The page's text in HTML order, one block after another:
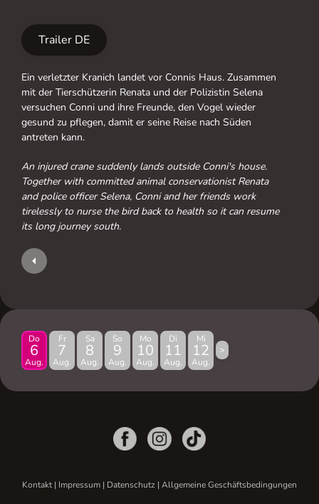
Trailer DE
Ein verletzter Kranich landet vor Connis Haus. Zusammen
mit der Tierschützerin Renata und der Polizistin Selena
versuchen Conni und ihre Freunde, den Vogel wieder
gesund zu pflegen, damit er seine Reise nach Süden
antreten kann.
An injured crane suddenly lands outside Conni's house.
Together with committed animal conservationist Renata
and police officer Selena, Conni and her friends work
tirelessly to nurse the bird back to health so it can resume
its long journey south.
Do
6
Aug.
Fr
7
Aug.
Sa
8
Aug.
So
9
Aug.
Mo
10
Aug.
Di
11
Aug.
Mi
12
Aug.
>
Kontakt| Impressum | Datenschutz | Allgemeine Geschäftsbedingungen